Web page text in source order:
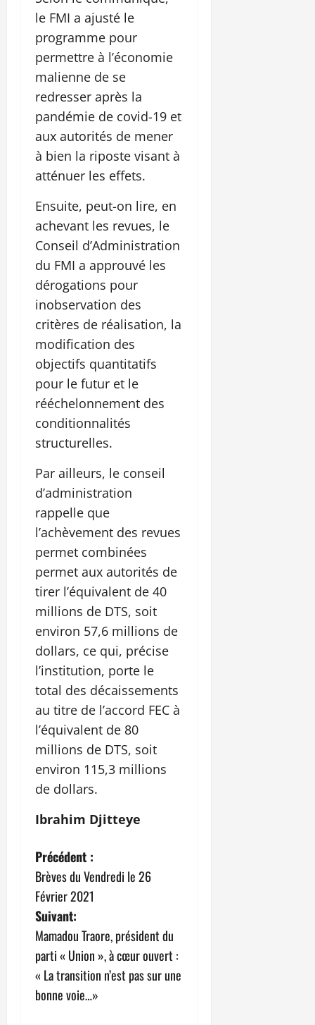
le FMI a ajusté le
programme pour
permettre à l’économie
malienne de se
redresser après la
pandémie de covid-19 et
aux autorités de mener
à bien la riposte visant à
atténuer les effets.
Ensuite, peut-on lire, en
achevant les revues, le
Conseil d’Administration
du FMI a approuvé les
dérogations pour
inobservation des
critères de réalisation, la
modification des
objectifs quantitatifs
pour le futur et le
rééchelonnement des
conditionnalités
structurelles.
Par ailleurs, le conseil
d’administration
rappelle que
l’achèvement des revues
permet combinées
permet aux autorités de
tirer l’équivalent de 40
millions de DTS, soit
environ 57,6 millions de
dollars, ce qui, précise
l’institution, porte le
total des décaissements
au titre de l’accord FEC à
l’équivalent de 80
millions de DTS, soit
environ 115,3 millions
de dollars.
Ibrahim Djitteye
N
a
v
i
g
a
Précédent :
Brèves du Vendredi le 26
Février 2021
Suivant:
Mamadou Traore, président du
parti « Union », à cœur ouvert :
« La transition n’est pas sur une
bonne voie…»